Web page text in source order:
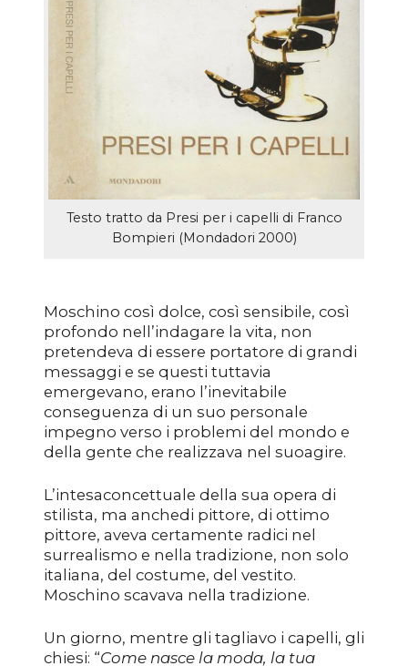
Testo tratto da Presi per i capelli di Franco
Bompieri (Mondadori 2000)
Moschino così dolce, così sensibile, così
profondo nell’indagare la vita, non
pretendeva di essere portatore di grandi
messaggi e se questi tuttavia
emergevano, erano l’inevitabile
conseguenza di un suo personale
impegno verso i problemi del mondo e
della gente che realizzava nel suoagire.
L’intesaconcettuale della sua opera di
stilista, ma anchedi pittore, di ottimo
pittore, aveva certamente radici nel
surrealismo e nella tradizione, non solo
italiana, del costume, del vestito.
Moschino scavava nella tradizione.
Un giorno, mentre gli tagliavo i capelli, gli
chiesi: “Come nasce la moda, la tua